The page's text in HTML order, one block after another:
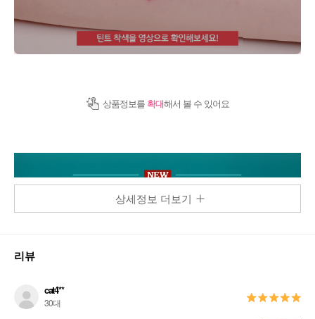
상품정보를 확대해서 볼 수 있어요
상세정보 더보기
리뷰
cat4**
30대